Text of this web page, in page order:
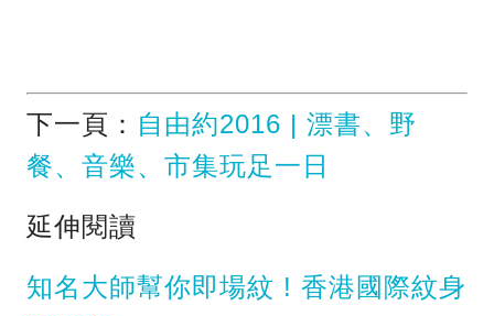
下一頁： 自由約2016 | 漂書、野
餐、音樂、市集玩足一日
延伸閱讀
知名大師幫你即場紋 ! 香港國際紋身